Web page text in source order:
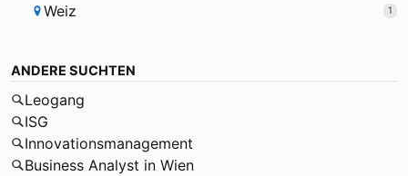
Weiz 1
ANDERE SUCHTEN
Leogang
ISG
Innovationsmanagement
Business Analyst in Wien